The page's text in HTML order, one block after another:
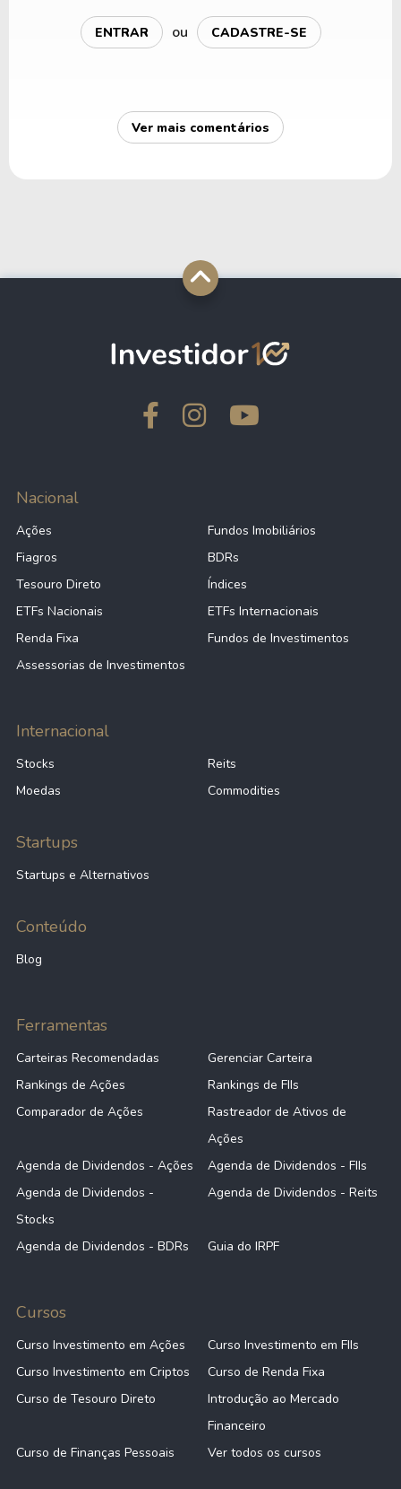
ENTRAR ou CADASTRE-SE
Ver mais comentários
Nacional
Ações
Fundos Imobiliários
Fiagros
BDRs
Tesouro Direto
Índices
ETFs Nacionais
ETFs Internacionais
Renda Fixa
Fundos de Investimentos
Assessorias de Investimentos
Internacional
Stocks
Reits
Moedas
Commodities
Startups
Startups e Alternativos
Conteúdo
Blog
Ferramentas
Carteiras Recomendadas
Gerenciar Carteira
Rankings de Ações
Rankings de FIIs
Comparador de Ações
Rastreador de Ativos de
Ações
Agenda de Dividendos - Ações
Agenda de Dividendos - FIIs
Agenda de Dividendos -
Stocks
Agenda de Dividendos - Reits
Agenda de Dividendos - BDRs Guia do IRPF
Cursos
Curso Investimento em Ações
Curso Investimento em FIIs
Curso Investimento em Criptos
Curso de Renda Fixa
Curso de Tesouro Direto
Introdução ao Mercado
Financeiro
Curso de Finanças Pessoais
Ver todos os cursos